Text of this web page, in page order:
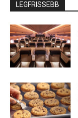
LEGFRISSEBB